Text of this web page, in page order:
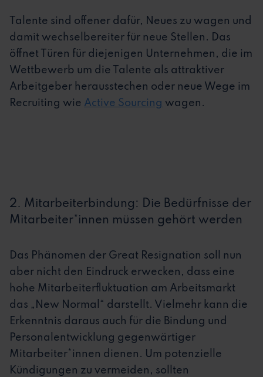
Talente sind offener dafür, Neues zu wagen und
damit wechselbereiter für neue Stellen. Das
öffnet Türen für diejenigen Unternehmen, die im
Wettbewerb um die Talente als attraktiver
Arbeitgeber herausstechen oder neue Wege im
Recruiting wie Active Sourcing wagen.
2. Mitarbeiterbindung: Die Bedürfnisse der
Mitarbeiter*innen müssen gehört werden
Das Phänomen der Great Resignation soll nun
aber nicht den Eindruck erwecken, dass eine
hohe Mitarbeiterfluktuation am Arbeitsmarkt
das „New Normal“ darstellt. Vielmehr kann die
Erkenntnis daraus auch für die Bindung und
Personalentwicklung gegenwärtiger
Mitarbeiter*innen dienen. Um potenzielle
Kündigungen zu vermeiden, sollten